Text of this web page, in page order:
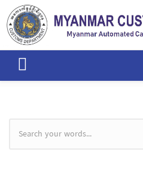
Skip to main content
Search form